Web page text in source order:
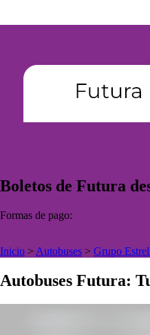
Boletos de Futura
Formas de pago:
Inicio > Autobuses > Grupo
Autobuses Futura: